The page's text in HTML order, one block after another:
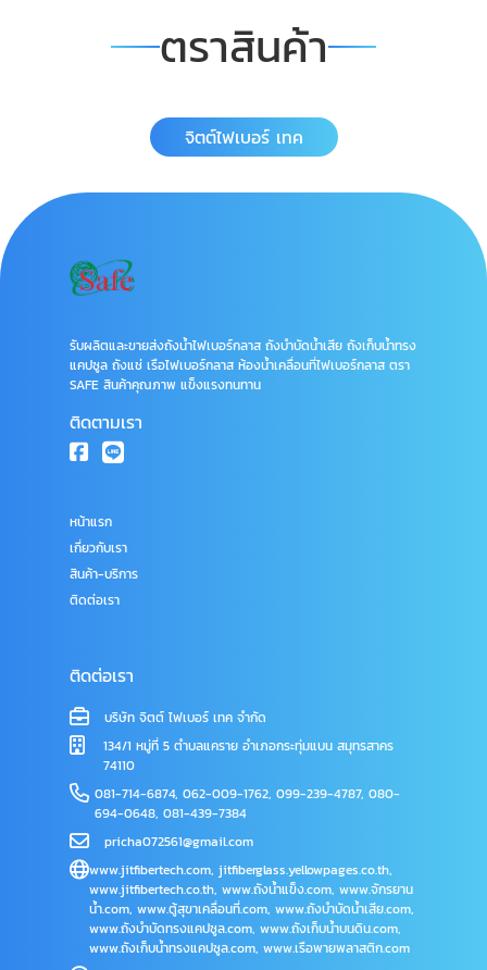
ตราสินค้า
จิตต์ไฟเบอร์ เทค
รับผลิตและขายส่งถังน้ำไฟเบอร์กลาส ถังบำบัดน้ำเสีย ถังเก็บน้ำทรง
แคปซูล ถังแช่ เรือไฟเบอร์กลาส ห้องน้ำเคลื่อนที่ไฟเบอร์กลาส ตรา
SAFE สินค้าคุณภาพ แข็งแรงทนทาน
ติดตามเรา
หน้าแรก
เกี่ยวกับเรา
สินค้า-บริการ
ติดต่อเรา
ติดต่อเรา
บริษัท จิตต์ ไฟเบอร์ เทค จำกัด
134/1 หมู่ที่ 5 ตำบลแคราย อำเภอกระทุ่มแบน สมุทรสาคร
74110
081-714-6874, 062-009-1762, 099-239-4787, 080-
694-0648, 081-439-7384
pricha072561@gmail.com
www.jitfibertech.com, jitfiberglass.yellowpages.co.th,
www.jitfibertech.co.th, www.ถังน้ำแข็ง.com, www.จักรยาน
น้ำ.com, www.ตู้สุขาเคลื่อนที่.com, www.ถังบำบัดน้ำเสีย.com,
www.ถังบำบัดทรงแคปซูล.com, www.ถังเก็บน้ำบนดิน.com,
www.ถังเก็บน้ำทรงแคปซูล.com, www.เรือพายพลาสติก.com